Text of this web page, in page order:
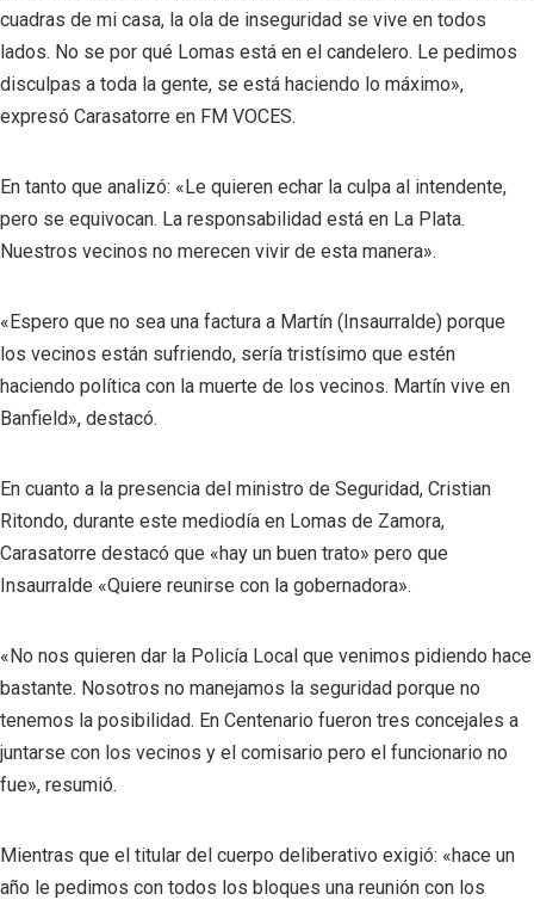
cuadras de mi casa, la ola de inseguridad se vive en todos
lados. No se por qué Lomas está en el candelero. Le pedimos
disculpas a toda la gente, se está haciendo lo máximo»,
expresó Carasatorre en FM VOCES.
En tanto que analizó: «Le quieren echar la culpa al intendente,
pero se equivocan. La responsabilidad está en La Plata.
Nuestros vecinos no merecen vivir de esta manera».
«Espero que no sea una factura a Martín (Insaurralde) porque
los vecinos están sufriendo, sería tristísimo que estén
haciendo política con la muerte de los vecinos. Martín vive en
Banfield», destacó.
En cuanto a la presencia del ministro de Seguridad, Cristian
Ritondo, durante este mediodía en Lomas de Zamora,
Carasatorre destacó que «hay un buen trato» pero que
Insaurralde «Quiere reunirse con la gobernadora».
«No nos quieren dar la Policía Local que venimos pidiendo hace
bastante. Nosotros no manejamos la seguridad porque no
tenemos la posibilidad. En Centenario fueron tres concejales a
juntarse con los vecinos y el comisario pero el funcionario no
fue», resumió.
Mientras que el titular del cuerpo deliberativo exigió: «hace un
año le pedimos con todos los bloques una reunión con los